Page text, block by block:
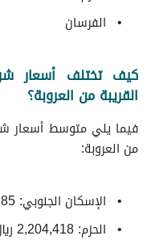
الفرسان
كيف تختلف أسعار
القريبة من العروبة؟
فيما يلي متوسط ​​أسعار
من العروبة:
الإسكان الجنوبي: 1,487,285 ريال سعودي
الحزم: 2,204,418 ريال سعودي